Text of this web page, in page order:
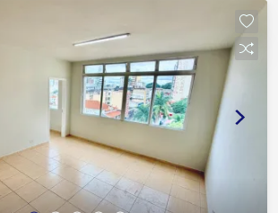
adequados para uso profissional.
Jardim Jatobá, região do bairro
de Sorocaba com forte
industrial e comercial da cidade,
de pessoas e veículos. Região
comércios, serviços, transporte
excelente visibilidade para o seu
profissionais, com ambiente